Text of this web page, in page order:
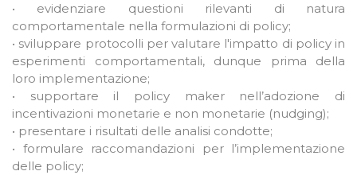
• evidenziare questioni rilevanti di natura
comportamentale nella formulazioni di policy;
• sviluppare protocolli per valutare l'impatto di policy in
esperimenti comportamentali, dunque prima della
loro implementazione;
• supportare il policy maker nell’adozione di
incentivazioni monetarie e non monetarie (nudging);
• presentare i risultati delle analisi condotte;
• formulare raccomandazioni per l’implementazione
delle policy;